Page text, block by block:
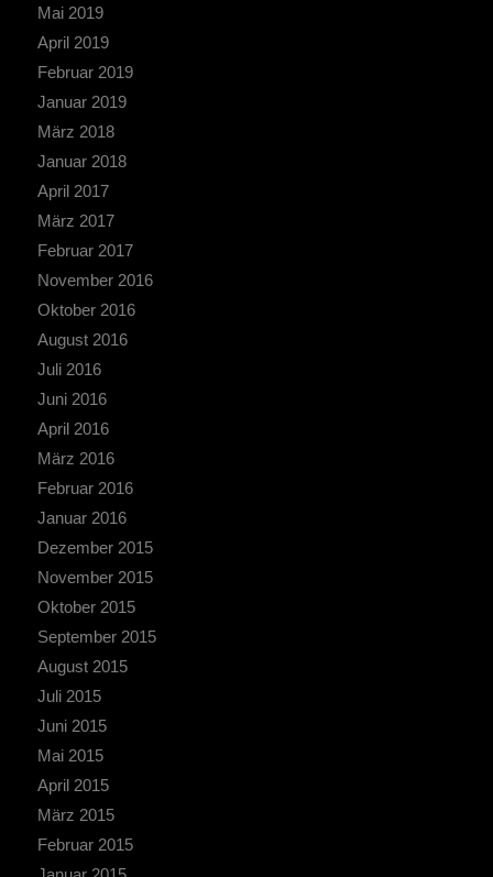
Mai 2019
April 2019
Februar 2019
Januar 2019
März 2018
Januar 2018
April 2017
März 2017
Februar 2017
November 2016
Oktober 2016
August 2016
Juli 2016
Juni 2016
April 2016
März 2016
Februar 2016
Januar 2016
Dezember 2015
November 2015
Oktober 2015
September 2015
August 2015
Juli 2015
Juni 2015
Mai 2015
April 2015
März 2015
Februar 2015